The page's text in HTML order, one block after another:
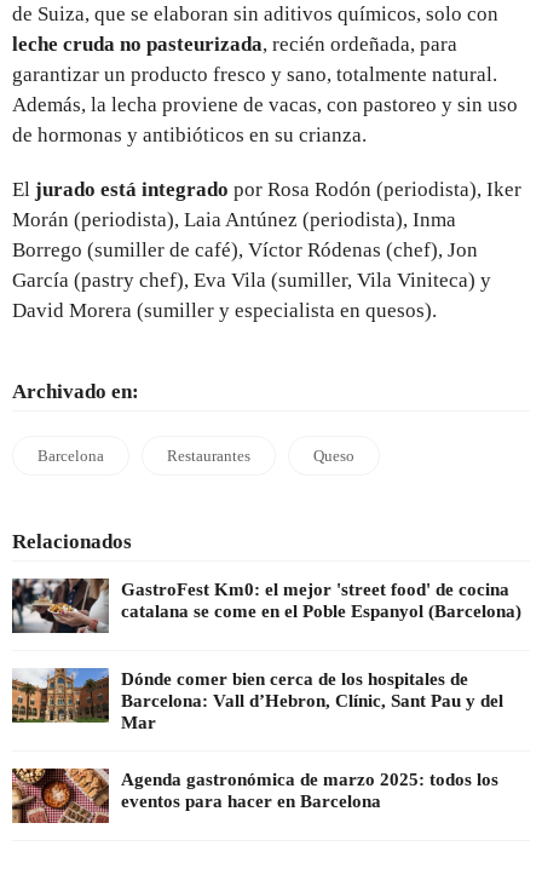
de Suiza, que se elaboran sin aditivos químicos, solo con
leche cruda no pasteurizada, recién ordeñada, para
garantizar un producto fresco y sano, totalmente natural.
Además, la lecha proviene de vacas, con pastoreo y sin uso
de hormonas y antibióticos en su crianza.
El jurado está integrado por Rosa Rodón (periodista), Iker
Morán (periodista), Laia Antúnez (periodista), Inma
Borrego (sumiller de café), Víctor Ródenas (chef), Jon
García (pastry chef), Eva Vila (sumiller, Vila Viniteca) y
David Morera (sumiller y especialista en quesos).
Archivado en:
Barcelona Restaurantes Queso
Relacionados
GastroFest Km0: el mejor 'street food' de cocina
catalana se come en el Poble Espanyol (Barcelona)
Dónde comer bien cerca de los hospitales de
Barcelona: Vall d’Hebron, Clínic, Sant Pau y del
Mar
Agenda gastronómica de marzo 2025: todos los
eventos para hacer en Barcelona